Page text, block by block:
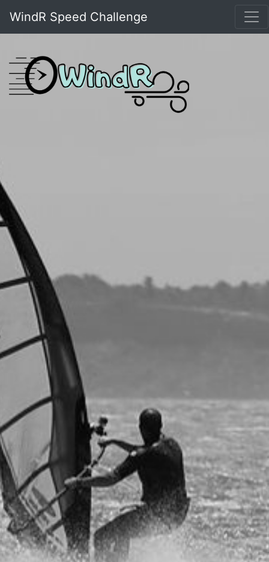
WindR Speed Challenge